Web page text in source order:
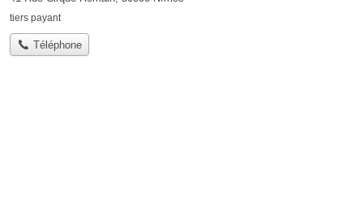
tiers payant
Téléphone